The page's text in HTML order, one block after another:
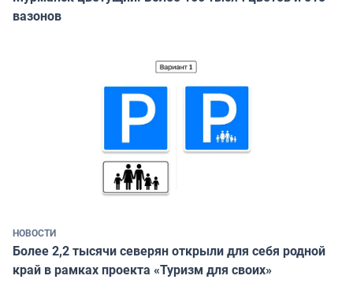
вазонов
НОВОСТИ
Более 2,2 тысячи северян открыли для себя родной
край в рамках проекта «Туризм для своих»